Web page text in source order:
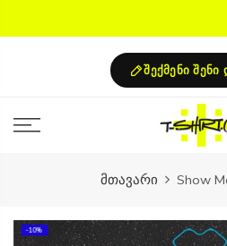
შექმენი შენი
მთავარი Show
-10%